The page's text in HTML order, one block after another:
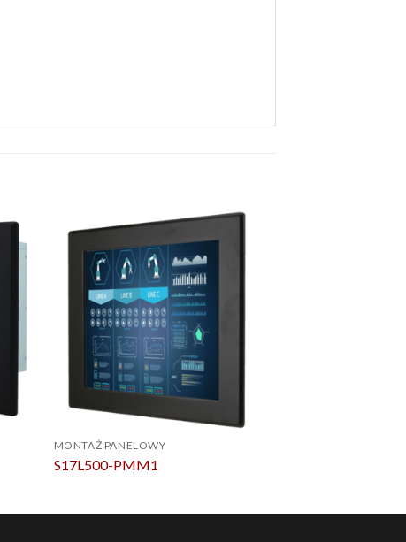
MONTAŻ PANELOWY
S17L500-PMM1